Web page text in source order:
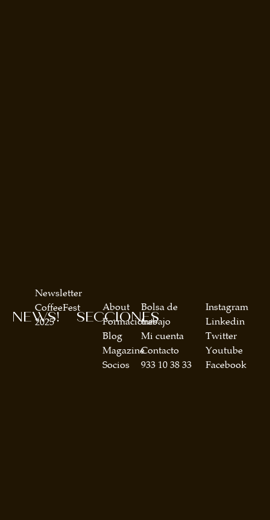
SECCIONES
About
Formaciones
Blog
Magazine
Socios
Bolsa de
trabajo
Mi cuenta
Contacto
933 10 38 33
NEWS!
Newsletter
CoffeeFest
2025
Instagram
Linkedin
Twitter
Youtube
Facebook